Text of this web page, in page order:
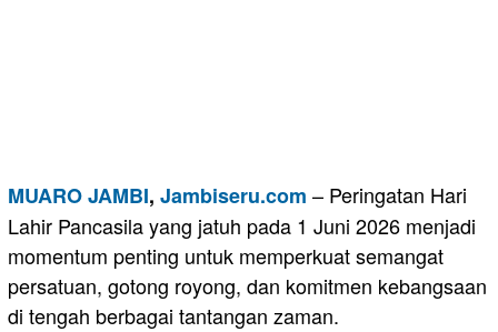
MUARO JAMBI, Jambiseru.com – Peringatan Hari
Lahir Pancasila yang jatuh pada 1 Juni 2026 menjadi
momentum penting untuk memperkuat semangat
persatuan, gotong royong, dan komitmen kebangsaan
di tengah berbagai tantangan zaman.